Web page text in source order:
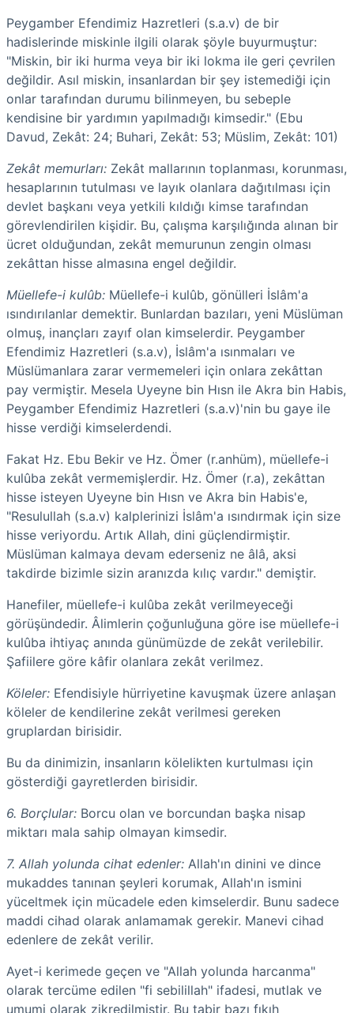
Peygamber Efendimiz Hazretleri (s.a.v) de bir
hadislerinde miskinle ilgili olarak şöyle buyurmuştur:
"Miskin, bir iki hurma veya bir iki lokma ile geri çevrilen
değildir. Asıl miskin, insanlardan bir şey istemediği için
onlar tarafından durumu bilinmeyen, bu sebeple
kendisine bir yardımın yapılmadığı kimsedir." (Ebu
Davud, Zekât: 24; Buhari, Zekât: 53; Müslim, Zekât: 101)
Zekât memurları: Zekât mallarının toplanması, korunması,
hesaplarının tutulması ve layık olanlara dağıtılması için
devlet başkanı veya yetkili kıldığı kimse tarafından
görevlendirilen kişidir. Bu, çalışma karşılığında alınan bir
ücret olduğundan, zekât memurunun zengin olması
zekâttan hisse almasına engel değildir.
Müellefe-i kulûb: Müellefe-i kulûb, gönülleri İslâm'a
ısındırılanlar demektir. Bunlardan bazıları, yeni Müslüman
olmuş, inançları zayıf olan kimselerdir. Peygamber
Efendimiz Hazretleri (s.a.v), İslâm'a ısınmaları ve
Müslümanlara zarar vermemeleri için onlara zekâttan
pay vermiştir. Mesela Uyeyne bin Hısn ile Akra bin Habis,
Peygamber Efendimiz Hazretleri (s.a.v)'nin bu gaye ile
hisse verdiği kimselerdendi.
Fakat Hz. Ebu Bekir ve Hz. Ömer (r.anhüm), müellefe-i
kulûba zekât vermemişlerdir. Hz. Ömer (r.a), zekâttan
hisse isteyen Uyeyne bin Hısn ve Akra bin Habis'e,
"Resulullah (s.a.v) kalplerinizi İslâm'a ısındırmak için size
hisse veriyordu. Artık Allah, dini güçlendirmiştir.
Müslüman kalmaya devam ederseniz ne âlâ, aksi
takdirde bizimle sizin aranızda kılıç vardır." demiştir.
Hanefiler, müellefe-i kulûba zekât verilmeyeceği
görüşündedir. Âlimlerin çoğunluğuna göre ise müellefe-i
kulûba ihtiyaç anında günümüzde de zekât verilebilir.
Şafiilere göre kâfir olanlara zekât verilmez.
Köleler: Efendisiyle hürriyetine kavuşmak üzere anlaşan
köleler de kendilerine zekât verilmesi gereken
gruplardan birisidir.
Bu da dinimizin, insanların kölelikten kurtulması için
gösterdiği gayretlerden birisidir.
6. Borçlular: Borcu olan ve borcundan başka nisap
miktarı mala sahip olmayan kimsedir.
7. Allah yolunda cihat edenler: Allah'ın dinini ve dince
mukaddes tanınan şeyleri korumak, Allah'ın ismini
yüceltmek için mücadele eden kimselerdir. Bunu sadece
maddi cihad olarak anlamamak gerekir. Manevi cihad
edenlere de zekât verilir.
Ayet-i kerimede geçen ve "Allah yolunda harcanma"
olarak tercüme edilen "fi sebilillah" ifadesi, mutlak ve
umumi olarak zikredilmiştir. Bu tabir bazı fıkıh